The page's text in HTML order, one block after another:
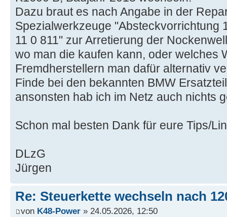
Dazu braut es nach Angabe in der
Spezialwerkzeuge "Absteckvorrichtung
11 0 811" zur Arretierung der
wo man die kaufen kann, oder welches
Fremdherstellern man dafür alternativ
Finde bei den bekannten BMW
ansonsten hab ich im Netz auch nichts
Schon mal besten Dank für eure Tips/
DLzG
Jürgen
Re: Steuerkette wechseln nach
von K48-Power » 24.05.2026, 12:50